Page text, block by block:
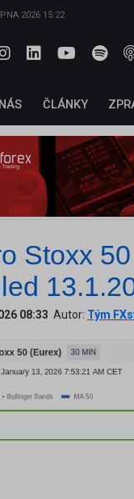
2026 15:22
ČLÁNKY
Stoxx
08:33 Autor: Tým